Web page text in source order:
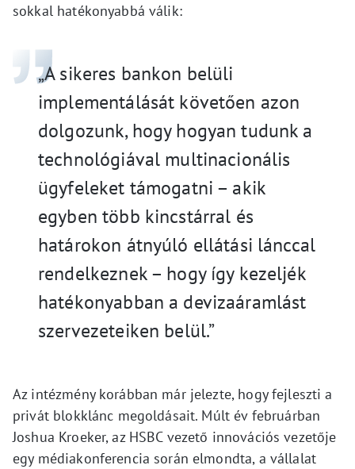
sokkal hatékonyabbá válik:
„A sikeres bankon belüli
implementálását követően azon
dolgozunk, hogy hogyan tudunk a
technológiával multinacionális
ügyfeleket támogatni – akik
egyben több kincstárral és
határokon átnyúló ellátási lánccal
rendelkeznek – hogy így kezeljék
hatékonyabban a devizaáramlást
szervezeteiken belül.”
Az intézmény korábban már jelezte, hogy fejleszti a
privát blokklánc megoldásait. Múlt év februárban
Joshua Kroeker, az HSBC vezető innovációs vezetője
egy médiakonferencia során elmondta, a vállalat